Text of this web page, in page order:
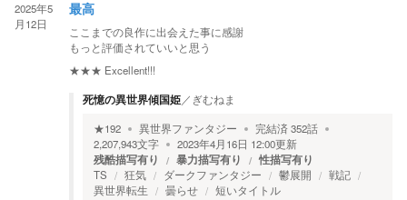
2025年5
月12日
最高
ここまでの良作に出会えた事に感謝
もっと評価されていいと思う
★★★ Excellent!!!
死憶の異世界傾国姫／ ぎむねま
★192 異世界ファンタジー 完結済352話
2,207,943文字 2023年4月16日 12:00更新
残酷描写有り 暴力描写有り 性描写有り
TS 狂気 ダークファンタジー 鬱展開
戦記
異世界転生
曇らせ 短いタイトル